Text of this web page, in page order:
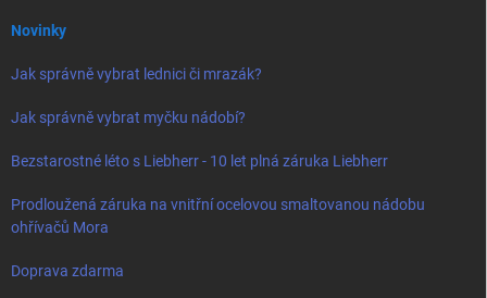
Novinky
Jak správně vybrat lednici či mrazák?
Jak správně vybrat myčku nádobí?
Bezstarostné léto s Liebherr - 10 let plná záruka Liebherr
Prodloužená záruka na vnitřní ocelovou smaltovanou nádobu
ohřívačů Mora
Doprava zdarma